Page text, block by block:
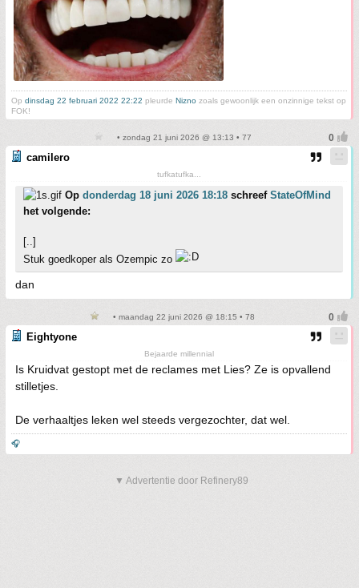
Op dinsdag 22 februari 2022 22:22 pleurde Nizno zoals gewoonlijk een onzinnige tekst op
FOK!
• zondag 21 juni 2026 @ 13:13 • 77
camilero
tufkatufka...
Op donderdag 18 juni 2026 18:18 schreef StateOfMind
het volgende:
[..]
Stuk goedkoper als Ozempic zo
dan
• maandag 22 juni 2026 @ 18:15 • 78
Eightyone
Bejaarde millennial
Is Kruidvat gestopt met de reclames met Lies? Ze is opvallend
stilletjes.
De verhaaltjes leken wel steeds vergezochter, dat wel.
🎧
▼ Advertentie door Refinery89